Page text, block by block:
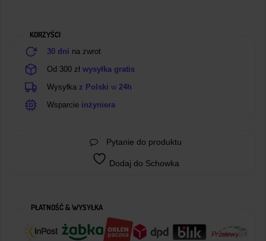
KORZYŚCI
30 dni na zwrot
Od 300 zł wysyłka gratis
Wysyłka z Polski w 24h
Wsparcie inżyniera
Pytanie do produktu
Dodaj do Schowka
PŁATNOŚĆ & WYSYŁKA